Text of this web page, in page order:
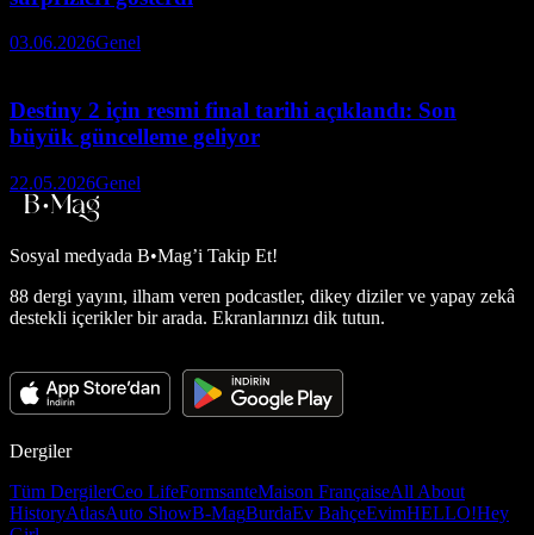
03.06.2026Genel
Destiny 2 için resmi final tarihi açıklandı: Son
büyük güncelleme geliyor
22.05.2026Genel
Sosyal medyada B•Mag’i Takip Et!
88 dergi yayını, ilham veren podcastler, dikey diziler ve yapay zekâ
destekli içerikler bir arada. Ekranlarınızı dik tutun.
Dergiler
Tüm DergilerCeo LifeFormsanteMaison FrançaiseAll About
HistoryAtlasAuto ShowB-MagBurdaEv BahçeEvimHELLO!Hey